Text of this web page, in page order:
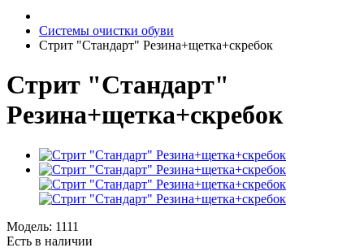
Системы очистки обуви
Стрит "Стандарт" Резина+щетка+скребок
Стрит "Стандарт"
Резина+щетка+скребок
Модель: 1111
Есть в наличии